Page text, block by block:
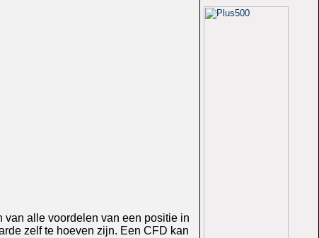
van alle voordelen van een positie in
zelf te hoeven zijn. Een CFD kan